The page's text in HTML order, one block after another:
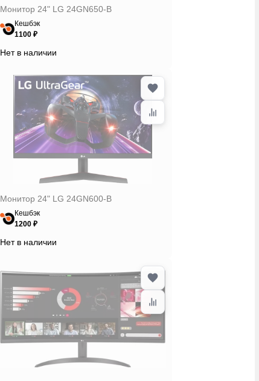
Монитор 24" LG 24GN650-B
Кешбэк
1100 ₽
Нет в наличии
Монитор 24" LG 24GN600-B
Кешбэк
1200 ₽
Нет в наличии